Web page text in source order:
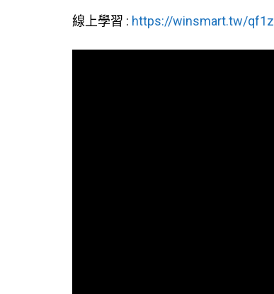
線上學習 : https://winsmart.tw/qf1z